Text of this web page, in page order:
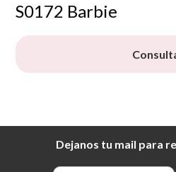
S0172 Barbie
Dejanos tu mail para